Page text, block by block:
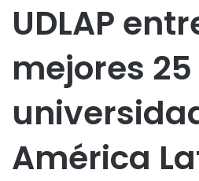
UDLAP
mejores 25
América